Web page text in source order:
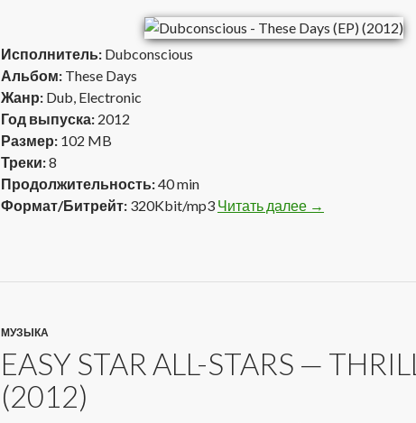
Исполнитель: Dubconscious
Альбом: These Days
Жанр: Dub, Electronic
Год выпуска: 2012
Размер: 102 MB
Треки:8
Продолжительность:40 min
Формат/Битрейт: 320Kbit/mp3 Читать далее Dubconscious —
→
МУЗЫКА
EASY STAR ALL-STARS —
(2012)